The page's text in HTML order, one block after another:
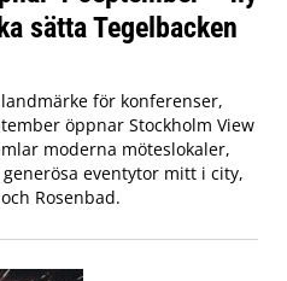
sätta Tegelbacken
för konferenser,
öppnar Stockholm View
moderna möteslokaler,
eventytor mitt i city,
Rosenbad.